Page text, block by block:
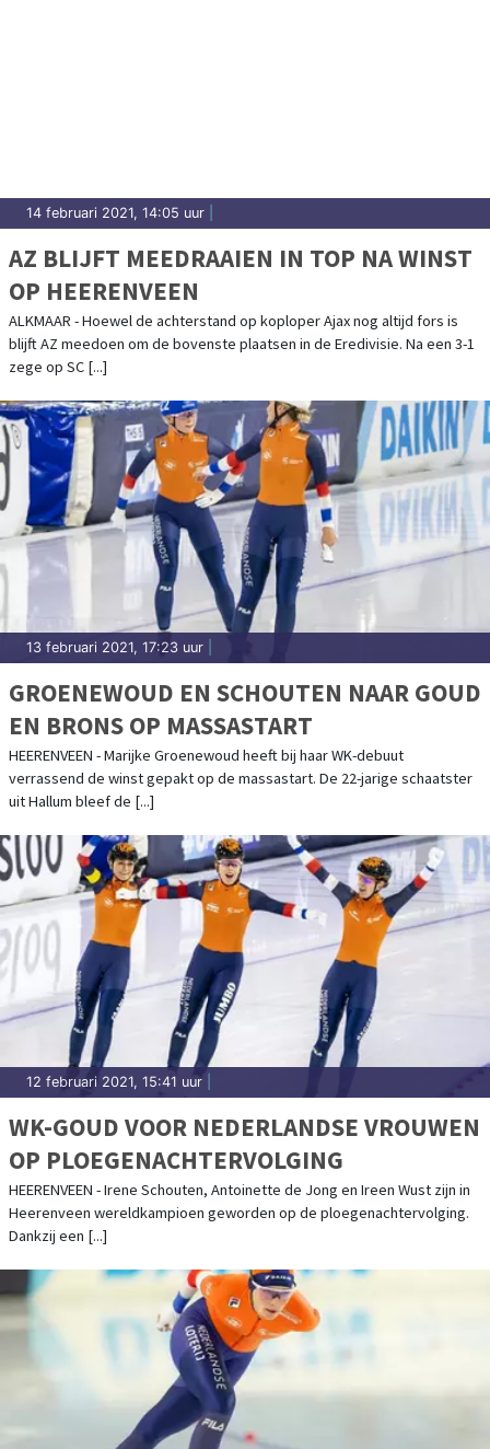
14 februari 2021, 14:05 uur
AZ BLIJFT MEEDRAAIEN IN TOP NA WINST
OP HEERENVEEN
ALKMAAR - Hoewel de achterstand op koploper Ajax nog altijd fors is
blijft AZ meedoen om de bovenste plaatsen in de Eredivisie. Na een 3-1
zege op SC [...]
13 februari 2021, 17:23 uur
GROENEWOUD EN SCHOUTEN NAAR GOUD
EN BRONS OP MASSASTART
HEERENVEEN - Marijke Groenewoud heeft bij haar WK-debuut
verrassend de winst gepakt op de massastart. De 22-jarige schaatster
uit Hallum bleef de [...]
12 februari 2021, 15:41 uur
WK-GOUD VOOR NEDERLANDSE VROUWEN
OP PLOEGENACHTERVOLGING
HEERENVEEN - Irene Schouten, Antoinette de Jong en Ireen Wust zijn in
Heerenveen wereldkampioen geworden op de ploegenachtervolging.
Dankzij een [...]